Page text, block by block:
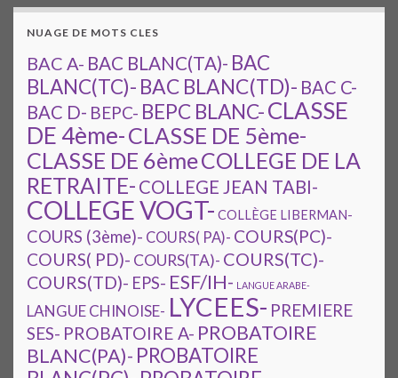
NUAGE DE MOTS CLES
BAC A- BAC BLANC(TA)- BAC
BLANC(TC)- BAC BLANC(TD)- BAC C-
BAC D- BEPC- BEPC BLANC-CLASSE
DE 4ème-CLASSE DE 5ème-
CLASSE DE 6èmeCOLLEGE DE LA
RETRAITE- COLLEGE JEAN TABI-
COLLEGE VOGT- COLLÈGE LIBERMAN-
COURS (3ème)- COURS( PA)- COURS(PC)-
COURS( PD)- COURS(TA)- COURS(TC)-
COURS(TD)- EPS- ESF/IH- LANGUE ARABE-
LANGUE CHINOISE- LYCEES- PREMIERE
SES- PROBATOIRE A- PROBATOIRE
BLANC(PA)- PROBATOIRE